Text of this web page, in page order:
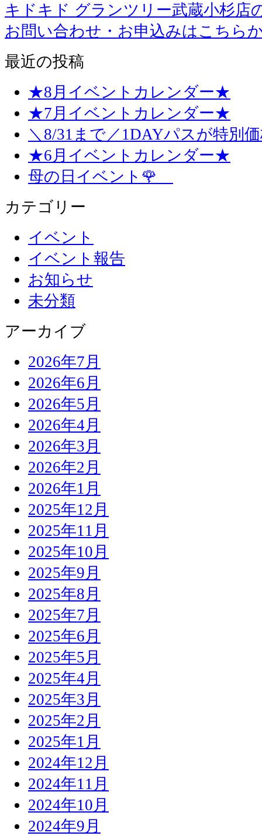
キドキド グランツリー武蔵小杉店
お問い合わせ・お申込みはこちら
最近の投稿
★8月イベントカレンダー★
★7月イベントカレンダー★
＼8/31まで／1DAYパスが特別
★6月イベントカレンダー★
母の日イベント🌹
カテゴリー
イベント
イベント報告
お知らせ
未分類
アーカイブ
2026年7月
2026年6月
2026年5月
2026年4月
2026年3月
2026年2月
2026年1月
2025年12月
2025年11月
2025年10月
2025年9月
2025年8月
2025年7月
2025年6月
2025年5月
2025年4月
2025年3月
2025年2月
2025年1月
2024年12月
2024年11月
2024年10月
2024年9月